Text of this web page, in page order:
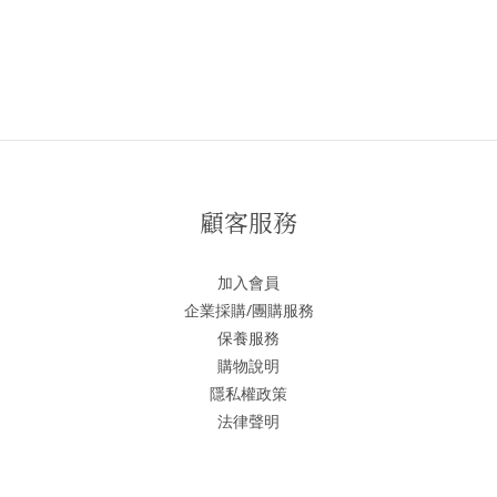
顧客服務
加入會員
企業採購/團購服務
保養服務
購物說明
隱私權政策
法律聲明